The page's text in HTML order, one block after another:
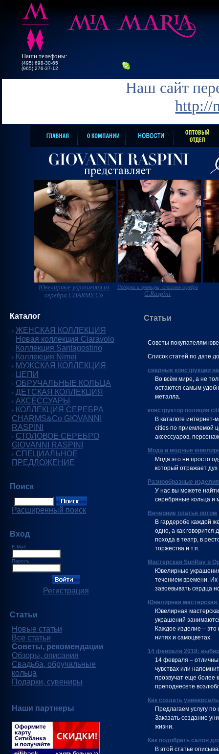
Наши телефоны:
(495) 698-30-65
(965) 276-37-12
Наш сайт
http://
Ювелирные украшения из
серебра CHARMS'Co
Подарки и сувениры, столовое серебро
G.Raspini
Каталог
ЖЕНСКАЯ КОЛЛЕКЦИЯ
Новая коллекция Ciaravolo
Коллекция Santagostino
Коллекция Nimei
МУЖСКАЯ КОЛЛЕКЦИЯ
ЦЕПИ
ОБРУЧАЛЬНЫЕ КОЛЬЦА
ДЕТСКАЯ КОЛЛЕКЦИЯ
АКСЕССУАРЫ
КОЛЛЕКЦИЯ СЕРЕБРА
CHARMS&Co GIOVANNI
RASPINI
СТОЛОВОЕ СЕРЕБРО
GIOVANNI RASPINI
СПЕЦИАЛЬНОЕ
ПРЕДЛОЖЕНИЕ
Поиск
Расширенный поиск
Вход
E-Mail:
Пароль:
Регистрация
Статьи
Новые статьи
Все статьи
Советы, рекомендации
Обзоры, описания
Свадьба, обручальные
кольца
Подарки, сувениры
Наши партнеры
Статьи
Советы покупателям
Список статей по дате
сварные конструкции
Во всём мире, а не
остаются самым
металла.
конструктор полиция
В каталоге интернет-
cities по приемлемой
аксессуаров,
Мода и модные
Мода это не просто
который отражает
Разнообразные
У нас вы можете
серебряные кольца и
Вечерние платья оптом
В гардеробе каждой
одно, а как
похода в театр, в
торжества и т.п.
Мастерская SunRay в
Ювелирные
течением времени.
завоевывать сердца
Ювелирная мастерская
Ювелирная
украшений
Каждое изделие – это
нитях и самоцветах.
14 февраля 2018:
14 февраля –
чувствах или
прозвучат еще более
преподнесете
Как создать
Предлагаем услугу
Заказать создание
жизни.
Как подобрать салон
В этой статье